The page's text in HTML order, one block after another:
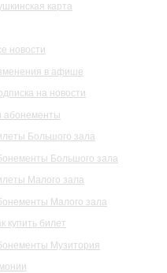
карта
новости
в афише
на новости
абонементы
Большого зала
Большого зала
Малого зала
Малого зала
купить билет
Музитория